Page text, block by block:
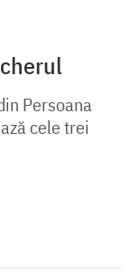
Persoana
cele trei